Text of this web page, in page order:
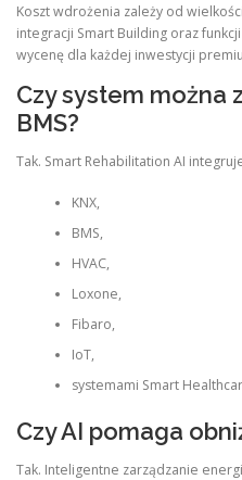
Koszt wdrożenia zależy od
integracji Smart Building oraz
wycenę dla każdej inwestycji
Czy system można
BMS?
Tak. Smart Rehabilitation AI
KNX,
BMS,
HVAC,
Loxone,
Fibaro,
IoT,
systemami Smart
Czy AI pomaga
Tak. Inteligentne zarządzanie